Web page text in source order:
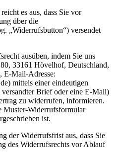
es aus, dass Sie vor
über die
„Widerrufsbutton“) versendet
ausüben, indem Sie uns
33161 Hövelhof, Deutschland,
E-Mail-Adresse:
mittels einer eindeutigen
Brief oder eine E-Mail)
zu widerrufen, informieren.
Muster-Widerrufsformular
ist.
der Widerrufsfrist aus, dass Sie
des Widerrufsrechts vor Ablauf